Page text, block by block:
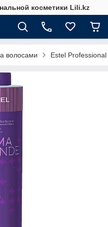
косметики Lili.kz
волосами Estel Professional